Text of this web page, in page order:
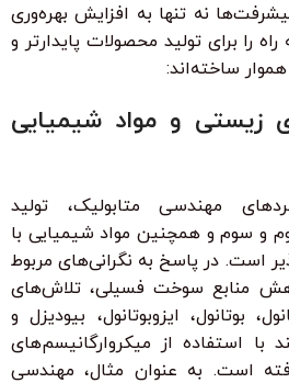
نه تنها به افزایش بهره‌وری
را برای تولید محصولات پایدارتر و
ساخته‌اند:
زیستی و مواد شیمیایی
مهندسی متابولیک، تولید
و سوم و همچنین مواد شیمیایی با
است. در پاسخ به نگرانی‌های مربوط
منابع سوخت فسیلی، تلاش‌های
بوتانول، ایزوبوتانول، بیودیزل و
با استفاده از میکروارگانیسم‌های
است. به عنوان مثال، مهندسی